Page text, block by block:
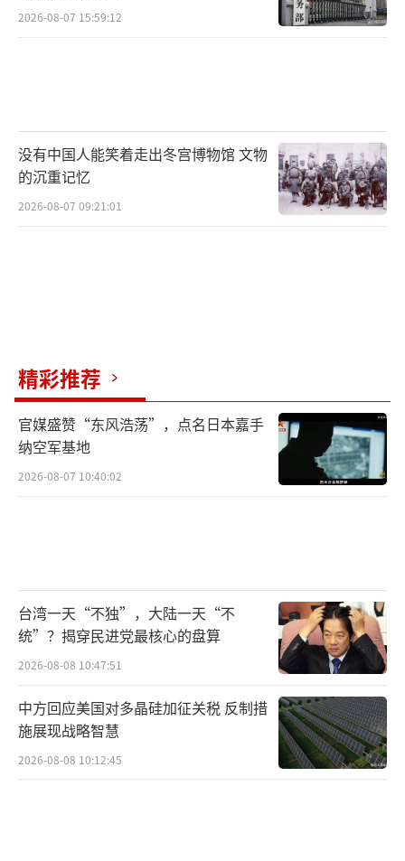
2026-08-07 15:59:12
没有中国人能笑着走出冬宫博物馆 文物
的沉重记忆
2026-08-07 09:21:01
精彩推荐
官媒盛赞“东风浩荡”，点名日本嘉手
纳空军基地
2026-08-07 10:40:02
台湾一天“不独”，大陆一天“不
统”？揭穿民进党最核心的盘算
2026-08-08 10:47:51
中方回应美国对多晶硅加征关税 反制措
施展现战略智慧
2026-08-08 10:12:45